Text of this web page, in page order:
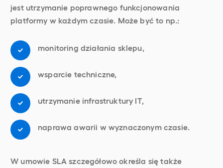
jest utrzymanie poprawnego funkcjonowania
platformy w każdym czasie. Może być to np.:
monitoring działania sklepu,
wsparcie techniczne,
utrzymanie infrastruktury IT,
naprawa awarii w wyznaczonym czasie.
W umowie SLA szczegółowo określa się także